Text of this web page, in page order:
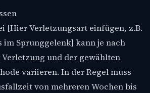
[Hier Verletzungsart einfügen, z.B.
im Sprunggelenk] kann je nach
Verletzung und der gewählten
variieren. In der Regel muss
von mehreren Wochen bis